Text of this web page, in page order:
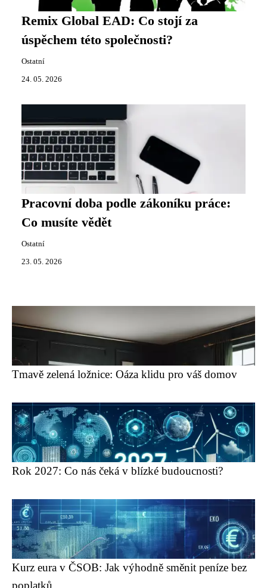
Remix Global EAD: Co stojí za
úspěchem této společnosti?
Ostatní
24. 05. 2026
Pracovní doba podle zákoníku práce:
Co musíte vědět
Ostatní
23. 05. 2026
Tmavě zelená ložnice: Oáza klidu pro váš domov
Rok 2027: Co nás čeká v blízké budoucnosti?
Kurz eura v ČSOB: Jak výhodně směnit peníze bez
poplatků